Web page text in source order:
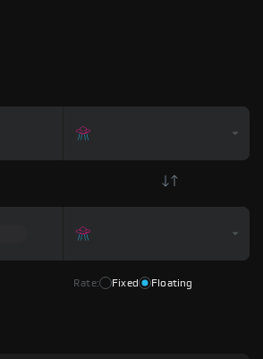
Rate: Fixed Floating